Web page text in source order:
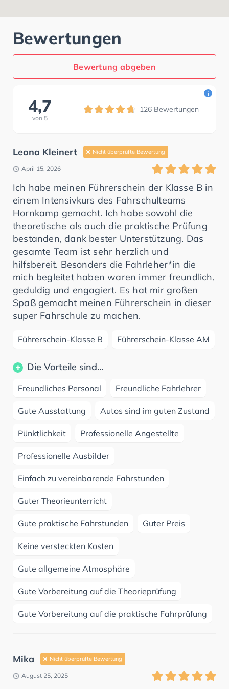
Bewertungen
Bewertung abgeben
4,7
von 5
126 Bewertungen
i
Leona Kleinert Nicht überprüfte Bewertung
April 15, 2026
Ich habe meinen Führerschein der Klasse B in
einem Intensivkurs des Fahrschulteams
Hornkamp gemacht. Ich habe sowohl die
theoretische als auch die praktische Prüfung
bestanden, dank bester Unterstützung. Das
gesamte Team ist sehr herzlich und
hilfsbereit. Besonders die Fahrleher*in die
mich begleitet haben waren immer freundlich,
geduldig und engagiert. Es hat mir großen
Spaß gemacht meinen Führerschein in dieser
super Fahrschule zu machen.
Führerschein-Klasse B Führerschein-Klasse AM
Die Vorteile sind...
Freundliches Personal Freundliche Fahrlehrer
Gute Ausstattung Autos sind im guten Zustand
Pünktlichkeit Professionelle Angestellte
Professionelle Ausbilder
Einfach zu vereinbarende Fahrstunden
Guter Theorieunterricht
Gute praktische Fahrstunden Guter Preis
Keine versteckten Kosten
Gute allgemeine Atmosphäre
Gute Vorbereitung auf die Theorieprüfung
Gute Vorbereitung auf die praktische Fahrprüfung
Mika Nicht überprüfte Bewertung
August 25, 2025